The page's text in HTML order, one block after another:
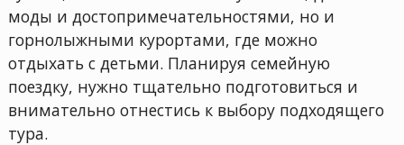
моды и достопримечательностями, но и
горнолыжными курортами, где можно
отдыхать с детьми. Планируя семейную
поездку, нужно тщательно подготовиться и
внимательно отнестись к выбору подходящего
тура.